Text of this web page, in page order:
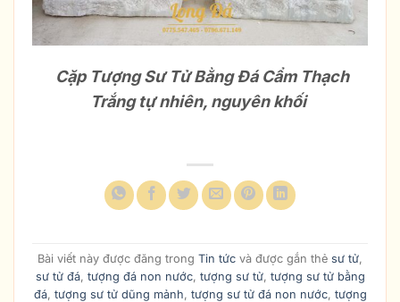
Cặp Tượng Sư Tử Bằng Đá Cẩm Thạch
Trắng tự nhiên, nguyên khối
Bài viết này được đăng trong Tin tức và được gắn thẻ sư tử,
sư tử đá, tượng đá non nước, tượng sư tử, tượng sư tử bằng
đá, tượng sư tử dũng mảnh, tượng sư tử đá non nước, tượng